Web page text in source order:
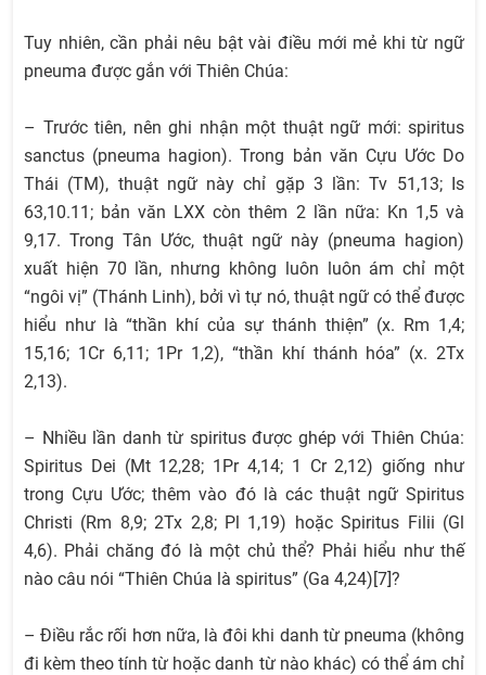
Tuy nhiên, cần phải nêu bật vài điều mới mẻ khi từ ngữ
pneuma được gắn với Thiên Chúa:
– Trước tiên, nên ghi nhận một thuật ngữ mới: spiritus
sanctus (pneuma hagion). Trong bản văn Cựu Ước Do
Thái (TM), thuật ngữ này chỉ gặp 3 lần: Tv 51,13; Is
63,10.11; bản văn LXX còn thêm 2 lần nữa: Kn 1,5 và
9,17. Trong Tân Ước, thuật ngữ này (pneuma hagion)
xuất hiện 70 lần, nhưng không luôn luôn ám chỉ một
“ngôi vị” (Thánh Linh), bởi vì tự nó, thuật ngữ có thể được
hiểu như là “thần khí của sự thánh thiện” (x. Rm 1,4;
15,16; 1Cr 6,11; 1Pr 1,2), “thần khí thánh hóa” (x. 2Tx
2,13).
– Nhiều lần danh từ spiritus được ghép với Thiên Chúa:
Spiritus Dei (Mt 12,28; 1Pr 4,14; 1 Cr 2,12) giống như
trong Cựu Ước; thêm vào đó là các thuật ngữ Spiritus
Christi (Rm 8,9; 2Tx 2,8; Pl 1,19) hoặc Spiritus Filii (Gl
4,6). Phải chăng đó là một chủ thể? Phải hiểu như thế
nào câu nói “Thiên Chúa là spiritus” (Ga 4,24)[7]?
– Điều rắc rối hơn nữa, là đôi khi danh từ pneuma (không
đi kèm theo tính từ hoặc danh từ nào khác) có thể ám chỉ